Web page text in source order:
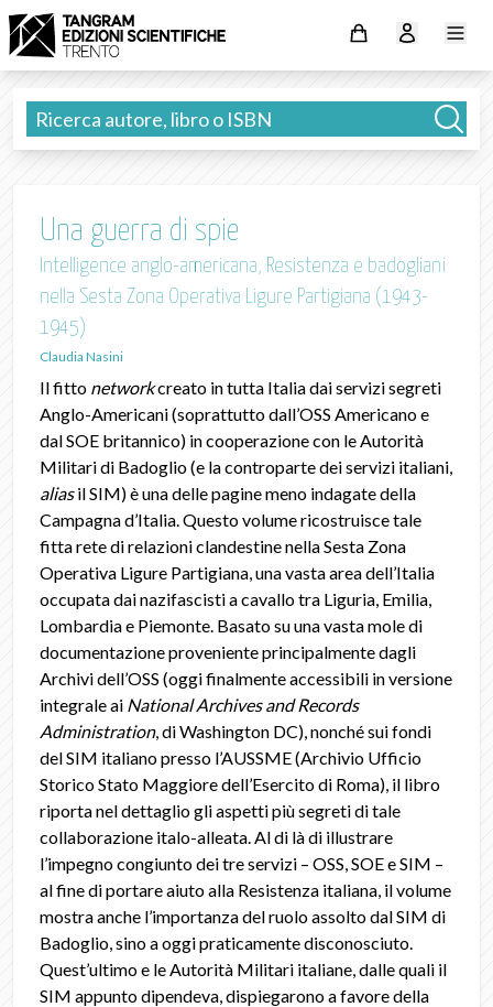
Una guerra di spie
Intelligence anglo-americana, Resistenza e badogliani
nella Sesta Zona Operativa Ligure Partigiana (1943-
1945)
Claudia Nasini
Il fitto networkcreato in tutta Italia dai servizi segreti
Anglo-Americani (soprattutto dall’OSS Americano e
dal SOE britannico) in cooperazione con le Autorità
Militari di Badoglio (e la controparte dei servizi italiani,
aliasil SIM) è una delle pagine meno indagate della
Campagna d’Italia. Questo volume ricostruisce tale
fitta rete di relazioni clandestine nella Sesta Zona
Operativa Ligure Partigiana, una vasta area dell’Italia
occupata dai nazifascisti a cavallo tra Liguria, Emilia,
Lombardia e Piemonte. Basato su una vasta mole di
documentazione proveniente principalmente dagli
Archivi dell’OSS (oggi finalmente accessibili in versione
integrale ai National Archives and Records
Administration, di Washington DC), nonché sui fondi
del SIM italiano presso l’AUSSME (Archivio Ufficio
Storico Stato Maggiore dell’Esercito di Roma), il libro
riporta nel dettaglio gli aspetti più segreti di tale
collaborazione italo-alleata. Al di là di illustrare
l’impegno congiunto dei tre servizi – OSS, SOE e SIM –
al fine di portare aiuto alla Resistenza italiana, il volume
mostra anche l’importanza del ruolo assolto dal SIM di
Badoglio, sino a oggi praticamente disconosciuto.
Quest’ultimo e le Autorità Militari italiane, dalle quali il
SIM appunto dipendeva, dispiegarono a favore della